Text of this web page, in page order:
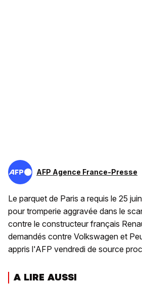
AFP Agence France-Presse
Le parquet de Paris a requis le 25
pour tromperie aggravée dans le
contre le constructeur français
demandés contre Volkswagen et
appris l'AFP vendredi de source
A LIRE AUSSI